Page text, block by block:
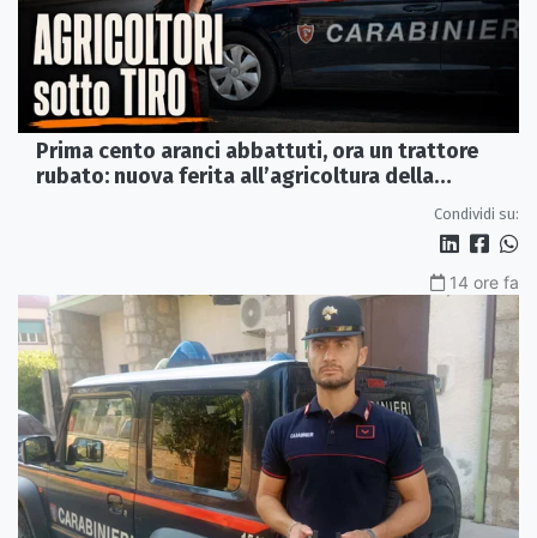
Prima cento aranci abbattuti, ora un trattore
rubato: nuova ferita all’agricoltura della
Condividi su:
14 ore fa